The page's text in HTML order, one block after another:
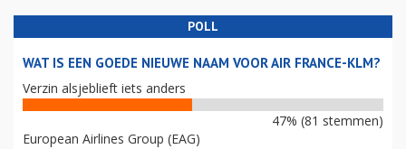
POLL
WAT IS EEN GOEDE NIEUWE NAAM VOOR AIR FRANCE-KLM?
Verzin alsjeblieft iets anders
47% (81 stemmen)
European Airlines Group (EAG)